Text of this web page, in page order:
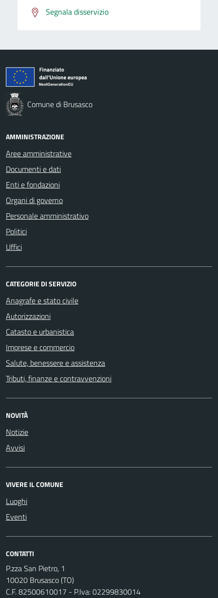
Segnala disservizio
Comune di Brusasco
AMMINISTRAZIONE
Aree amministrative
Documenti e dati
Enti e fondazioni
Organi di governo
Personale amministrativo
Politici
Uffici
CATEGORIE DI SERVIZIO
Anagrafe e stato civile
Autorizzazioni
Catasto e urbanistica
Imprese e commercio
Salute, benessere e assistenza
Tributi, finanze e contravvenzioni
NOVITÀ
Notizie
Avvisi
VIVERE IL COMUNE
Luoghi
Eventi
CONTATTI
P.zza San Pietro, 1
10020 Brusasco (TO)
C.F. 82500610017 - P.Iva: 02299830014